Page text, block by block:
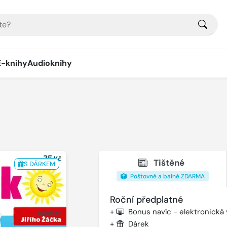
knihyAudioknihy
S DÁRKEM Tištěné
Poštovné a balné ZDARMA
Roční předplatné
+ Bonus navíc - elektronická
+ Dárek